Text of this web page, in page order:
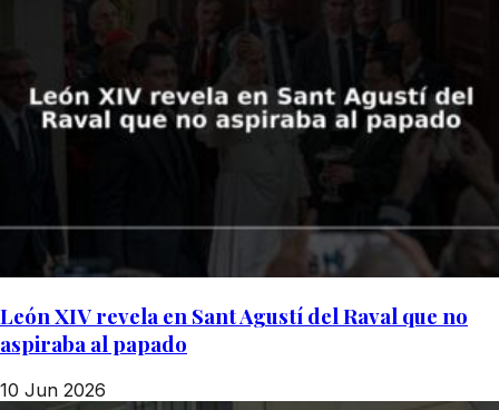
León XIV revela en Sant Agustí del Raval que no
aspiraba al papado
10 Jun 2026